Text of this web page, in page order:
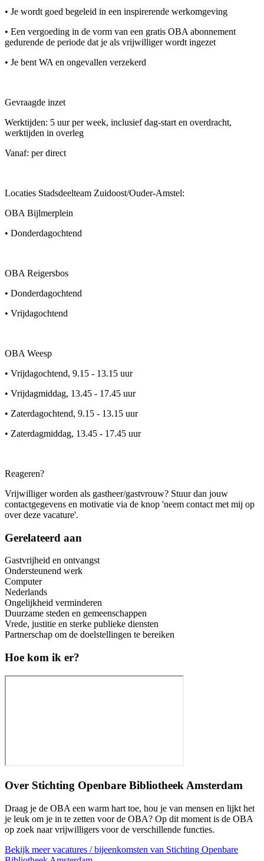
• Je wordt goed begeleid in een inspirerende werkomgeving
• Een vergoeding in de vorm van een gratis OBA abonnement
gedurende de periode dat je als vrijwilliger wordt ingezet
• Je bent WA en ongevallen verzekerd
Gevraagde inzet
Werktijden: 5 uur per week, inclusief dag-start en overdracht,
werktijden in overleg
Vanaf: per direct
Locaties Stadsdeelteam Zuidoost/Ouder-Amstel:
OBA Bijlmerplein
• Donderdagochtend
OBA Reigersbos
• Donderdagochtend
• Vrijdagochtend
OBA Weesp
• Vrijdagochtend, 9.15 - 13.15 uur
• Vrijdagmiddag, 13.45 - 17.45 uur
• Zaterdagochtend, 9.15 - 13.15 uur
• Zaterdagmiddag, 13.45 - 17.45 uur
Reageren?
Vrijwilliger worden als gastheer/gastvrouw? Stuur dan jouw
contactgegevens en motivatie via de knop 'neem contact met mij op
over deze vacature'.
Gerelateerd aan
Gastvrijheid en ontvangst
Ondersteunend werk
Computer
Nederlands
Ongelijkheid verminderen
Duurzame steden en gemeenschappen
Vrede, justitie en sterke publieke diensten
Partnerschap om de doelstellingen te bereiken
Hoe kom ik er?
Over Stichting Openbare Bibliotheek Amsterdam
Draag je de OBA een warm hart toe, hou je van mensen en lijkt het
je leuk om je in te zetten voor de OBA? Op dit moment is de OBA
op zoek naar vrijwilligers voor de verschillende functies.
Bekijk meer vacatures / bijeenkomsten van Stichting Openbare